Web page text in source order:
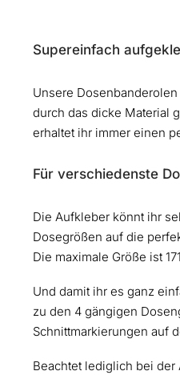
Supereinfach
Unsere
durch das dicke Material
erhaltet ihr immer einen
Für verschiedenste
Die Aufkleber könnt ihr
Dosegrößen auf die
Die maximale Größe ist
Und damit ihr es ganz
zu den 4 gängigen
Schnittmarkierungen auf
Beachtet lediglich bei der